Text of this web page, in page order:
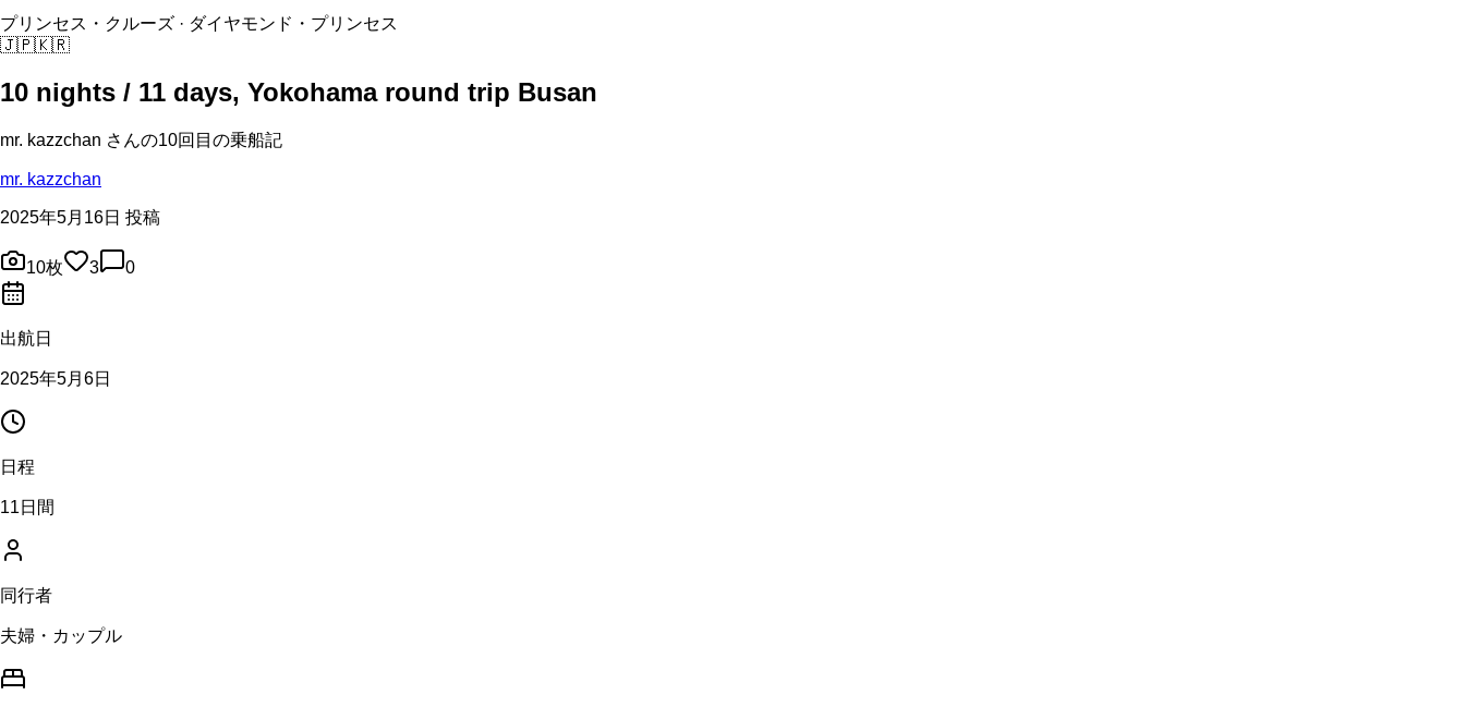
プリンセス・クルーズ · ダイヤモンド・プリンセス
🇯🇵🇰🇷
10 nights / 11 days, Yokohama round trip Busan
mr. kazzchan さんの10回目の乗船記
mr. kazzchan
2025年5月16日 投稿
10枚 3 0
出航日
2025年5月6日
日程
11日間
同行者
夫婦・カップル